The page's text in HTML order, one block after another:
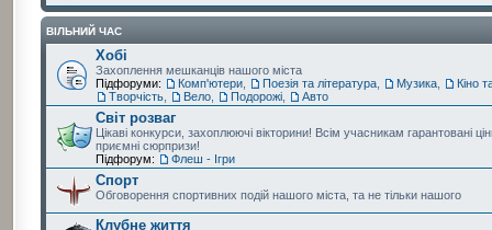
ВІЛЬНИЙ ЧАС
Хобі
Захоплення мешканців нашого міста
Підфоруми:
Комп'ютери, Поезія та література, Музика,
Кіно
Творчість, Вело, Подорожі, Авто
Світ розваг
Цікаві конкурси, захоплюючі вікторини! Всім учасникам гарантовані
приємні сюрпризи!
Підфорум:
Флеш - Ігри
Спорт
Обговорення спортивних подій нашого міста, та не тільки нашого
Клубне життя